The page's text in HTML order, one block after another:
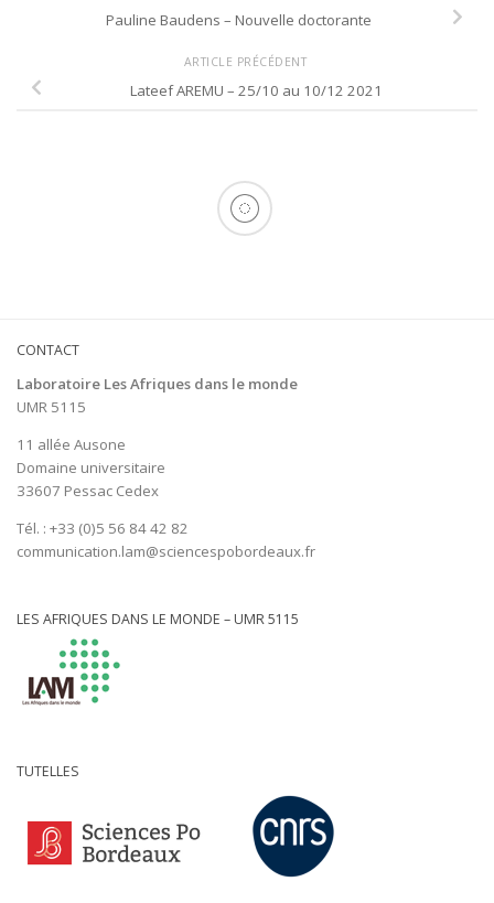
Pauline Baudens – Nouvelle doctorante
ARTICLE PRÉCÉDENT
Lateef AREMU – 25/10 au 10/12 2021
CONTACT
Laboratoire Les Afriques dans le monde
UMR 5115
11 allée Ausone
Domaine universitaire
33607 Pessac Cedex
Tél. : +33 (0)5 56 84 42 82
communication.lam@sciencespobordeaux.fr
LES AFRIQUES DANS LE MONDE – UMR 5115
TUTELLES